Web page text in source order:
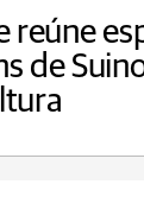
reúne
de